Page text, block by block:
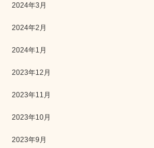
2024年3月
2024年2月
2024年1月
2023年12月
2023年11月
2023年10月
2023年9月